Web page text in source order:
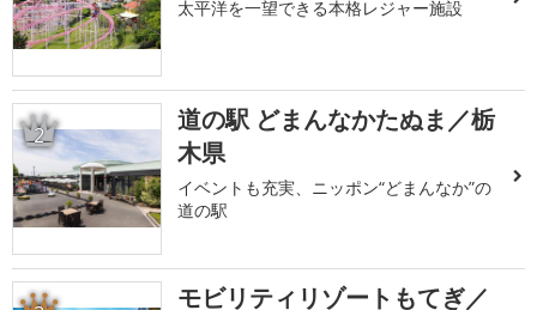
太平洋を一望できる本格レジャー施設
2
道の駅 どまんなかたぬま／栃
木県
イベントも充実、ニッポン“どまんなか”の
道の駅
モビリティリゾートもてぎ／